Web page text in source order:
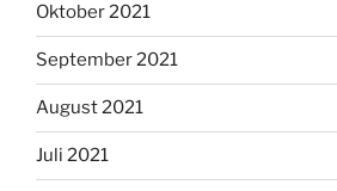
Oktober 2021
September 2021
August 2021
Juli 2021